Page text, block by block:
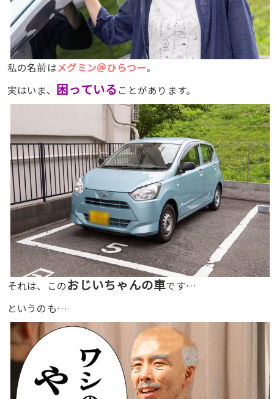
私の名前はメグミン＠ひらつー。
実はいま、 困っている ことがあります。
それは、このおじいちゃんの車です…
というのも…